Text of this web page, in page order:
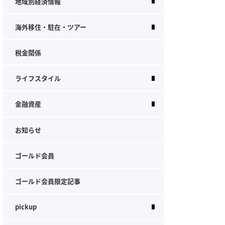
海外移住・駐在・ツアー
税金関係
ライフスタイル
金融資産
お知らせ
ゴールド会員
ゴールド会員限定記事
pickup